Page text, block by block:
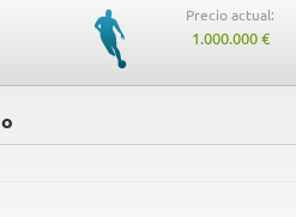
Precio actual:
1.000.000 €